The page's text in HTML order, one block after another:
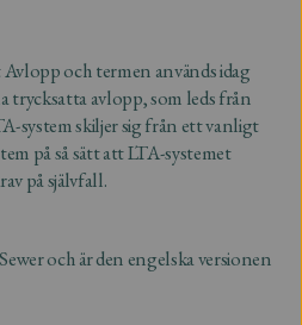
och termen används idag
trycksatta avlopp, som leds från
system skiljer sig från ett vanligt
på så sätt att LTA-systemet
på självfall.
och är den engelska versionen